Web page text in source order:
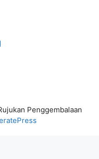
Penggembalaan